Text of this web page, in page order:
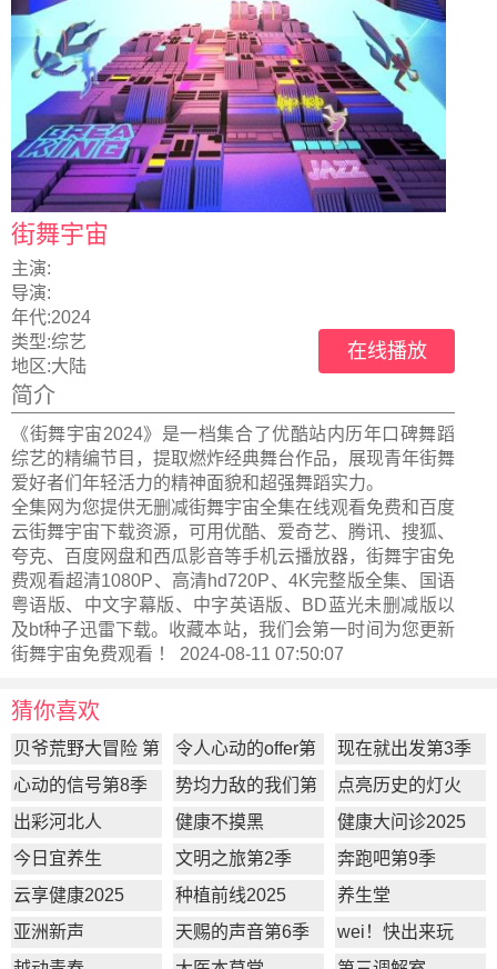
街舞宇宙
主演:
导演:
年代:2024
类型:综艺
地区:大陆
在线播放
简介
《街舞宇宙2024》是一档集合了优酷站内历年口碑舞蹈
综艺的精编节目，提取燃炸经典舞台作品，展现青年街舞
爱好者们年轻活力的精神面貌和超强舞蹈实力。
全集网为您提供无删减街舞宇宙全集在线观看免费和百度
云街舞宇宙下载资源，可用优酷、爱奇艺、腾讯、搜狐、
夸克、百度网盘和西瓜影音等手机云播放器，街舞宇宙免
费观看超清1080P、高清hd720P、4K完整版全集、国语
粤语版、中文字幕版、中字英语版、BD蓝光未删减版以
及bt种子迅雷下载。收藏本站，我们会第一时间为您更新
街舞宇宙免费观看 ！ 2024-08-11 07:50:07
猜你喜欢
贝爷荒野大冒险 第
一季
令人心动的offer第
7季
现在就出发第3季
心动的信号第8季
势均力敌的我们第
2季
点亮历史的灯火
出彩河北人
健康不摸黑
健康大问诊2025
今日宜养生
文明之旅第2季
奔跑吧第9季
云享健康2025
种植前线2025
养生堂
亚洲新声
天赐的声音第6季
wei！快出来玩